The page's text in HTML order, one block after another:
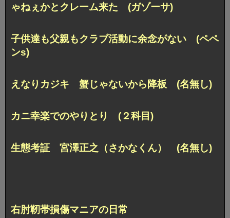
ゃねぇかとクレーム来た (ガゾーサ)
子供達も父親もクラブ活動に余念がない (ペペ
ンs)
えなりカジキ 蟹じゃないから降板 (名無し)
カニ幸楽でのやりとり (２科目)
生態考証 宮澤正之（さかなくん） (名無し)
右肘靭帯損傷マニアの日常